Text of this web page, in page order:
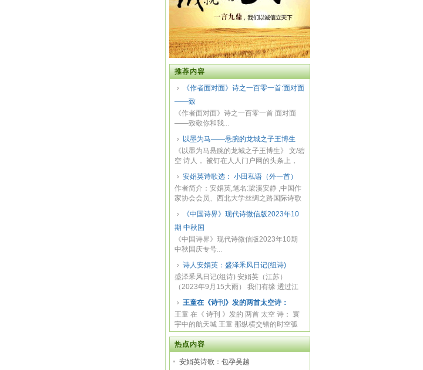
推荐内容
《作者面对面》诗之一百零一首:面对面
——致
《作者面对面》诗之一百零一首 面对面
——致敬你和我...
以墨为马——悬腕的龙城之子王博生
《以墨为马悬腕的龙城之子王博生》 文/碧
空 诗人， 被钉在人人门户网的头条上，
安娟英诗歌选： 小田私语（外一首）
作者简介：安娟英,笔名:梁溪安静 ,中国作
家协会会员、西北大学丝绸之路国际诗歌
《中国诗界》现代诗微信版2023年10
期 中秋国
《中国诗界》现代诗微信版2023年10期
中秋国庆专号...
诗人安娟英：盛泽釆风日记(组诗)
盛泽釆风日记(组诗) 安娟英（江苏）
（2023年9月15大雨） 我们有缘 透过江
南 层层密密...
王童在《诗刊》发的两首太空诗：
王童 在《 诗刊 》发的 两首 太空 诗： 寰
宇中的航天城 王童 那纵横交错的时空弧
线， ...
热点内容
安娟英诗歌：包孕吴越